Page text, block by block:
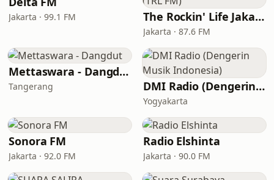
Jakarta · 99.1 FM The Rockin' Life Jakarta (TRL FM)
Jakarta · 87.6 FM
Mettaswara - Dangdut
Tangerang DMI Radio (Dengerin Musik Indonesia)
Yogyakarta
Sonora FM
Jakarta · 92.0 FM
Radio Elshinta
Jakarta · 90.0 FM